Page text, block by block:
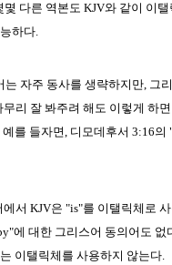
다른 역본도 KJV와 같이 이
하다.
자주 동사를 생략하지만, 그
리 잘 봐주려 해도 이렇게 하
를 들자면, 디모데후서 3:16의
서 KJV은 "is"를 이탤릭체로
에 대한 그리스어 동의어도 없
이탤릭체를 사용하지 않는다.